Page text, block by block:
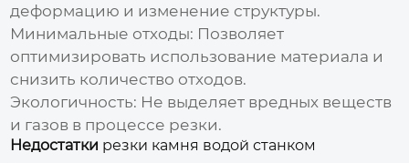
деформацию и изменение структуры.
Минимальные отходы: Позволяет
оптимизировать использование материала и
снизить количество отходов.
Экологичность: Не выделяет вредных веществ
и газов в процессе резки.
Недостатки резки камня водой станком